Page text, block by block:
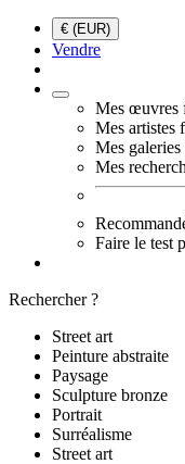
€ (EUR)
Vendre
Mes œuvres
Mes artistes
Mes
Mes
Faire le test
Rechercher ?
Street art
Peinture abstraite
Paysage
Sculpture bronze
Portrait
Surréalisme
Street art